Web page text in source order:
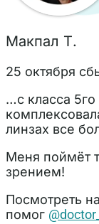
Макпал Т.
25 октября
…с класса 5го
линзах все
Меня поймёт
зрением!
Посмотреть
помог